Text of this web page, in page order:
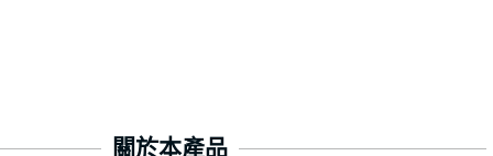
關於本產品